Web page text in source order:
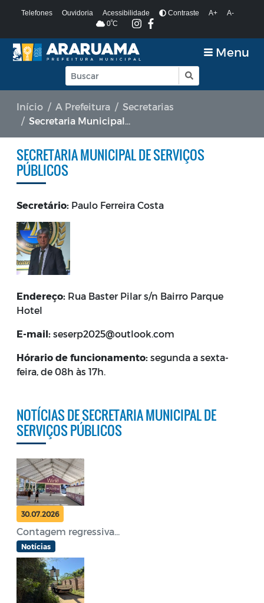
Telefones Ouvidoria Acessibilidade Contraste A+
A-
0ºC
Menu
Início A Prefeitura
Secretarias
Secretaria Municipal de Serviços Públicos
SECRETARIA MUNICIPAL DE SERVIÇOS
PÚBLICOS
Secretário: Paulo Ferreira Costa
Endereço: Rua Baster Pilar s/n Bairro Parque
Hotel
E-mail: seserp2025@outlook.com
Hórario de funcionamento: segunda a sexta-
feira, de 08h às 17h.
NOTÍCIAS DE SECRETARIA MUNICIPAL DE
SERVIÇOS PÚBLICOS
30.07.2026
Contagem regressiva...
Notícias